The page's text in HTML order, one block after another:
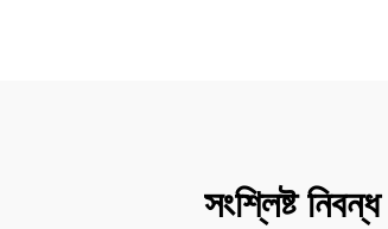
সংশ্লিষ্ট নিবন্ধ